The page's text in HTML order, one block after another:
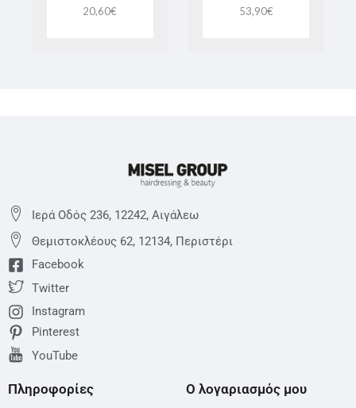
20,60€ 53,90€
Ιερά Οδός 236, 12242, Αιγάλεω
Θεμιστoκλέους 62, 12134, Περιστέρι
Facebook
Twitter
Instagram
Pinterest
YouTube
Πληροφορίες Ο λογαριασμός μου